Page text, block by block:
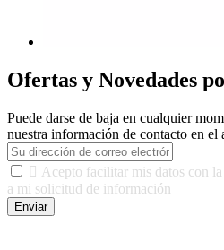
Ofertas y Novedades
Puede darse de baja en cualquier
nuestra información de contacto en el
 Acepto facilitar mis datos con
a mi solicitud de información
Enviar